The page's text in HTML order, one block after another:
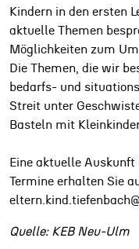
Kindern in den ersten
aktuelle Themen
Möglichkeiten zum
Die Themen, die wir
bedarfs- und
Streit unter
Basteln mit
Eine aktuelle
Termine erhalten Sie
Quelle: KEB Neu-Ulm